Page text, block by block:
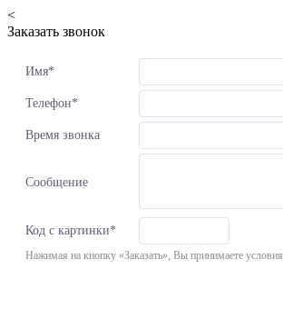
<
Заказать звонок
Имя*
Телефон*
Время звонка
Сообщение
Код с картинки*
Нажимая на кнопку «Заказать», Вы принимаете условия